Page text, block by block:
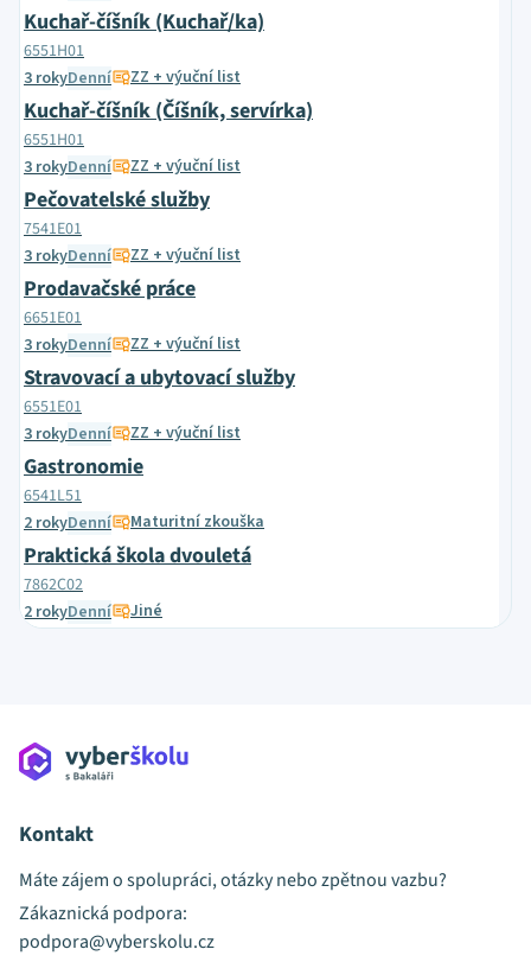
Kuchař-číšník (Kuchař/ka)
6551H01
3 rokyDenní ZZ + výuční list
Kuchař-číšník (Číšník, servírka)
6551H01
3 rokyDenní ZZ + výuční list
Pečovatelské služby
7541E01
3 rokyDenní ZZ + výuční list
Prodavačské práce
6651E01
3 rokyDenní ZZ + výuční list
Stravovací a ubytovací služby
6551E01
3 rokyDenní ZZ + výuční list
Gastronomie
6541L51
2 rokyDenní Maturitní zkouška
Praktická škola dvouletá
7862C02
2 rokyDenní Jiné
Kontakt
Máte zájem o spolupráci, otázky nebo zpětnou vazbu?
Zákaznická podpora:
podpora@vyberskolu.cz